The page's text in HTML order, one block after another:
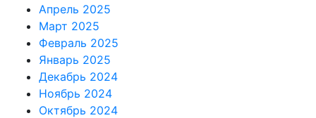
Апрель 2025
Март 2025
Февраль 2025
Январь 2025
Декабрь 2024
Ноябрь 2024
Октябрь 2024